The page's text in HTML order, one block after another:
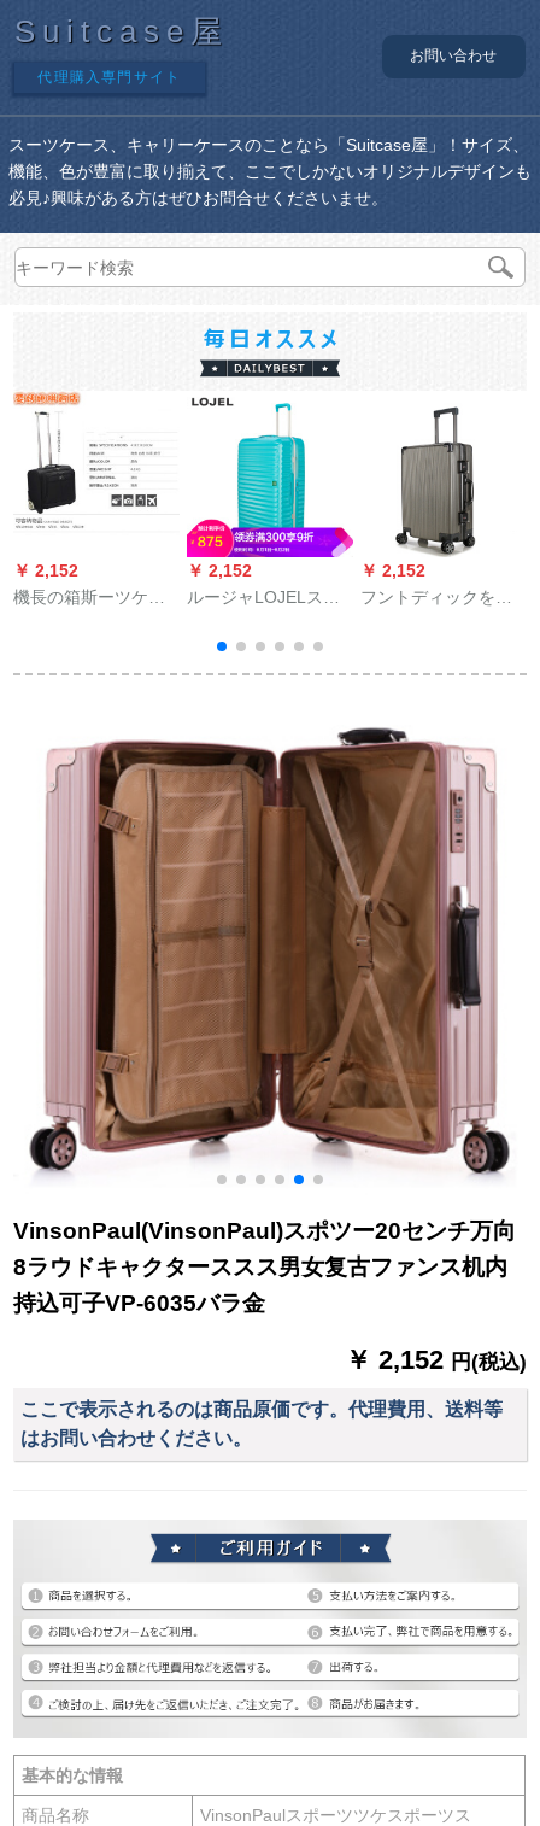
Suitcase屋
代理購入専門サイト
お問い合わせ
スーツケース、キャリーケースのことなら「Suitcase屋」！サイズ、
機能、色が豊富に取り揃えて、ここでしかないオリジナルデザインも
必見♪興味がある方はぜひお問合せくださいませ。
￥ 2,152
機長の箱斯ーツケス
で、ススのススポー
をバッグに、16寸で
￥ 2,152
ルージャLOJELスポ
ミフューム连动ロケ
ック付のシュー-ズバ
￥ 2,152
フントディックを搭
カウト29シーリング
ド29
VinsonPaul(VinsonPaul)スポツー20センチ万向
8ラウドキャクターススス男女复古ファンス机内
持込可子VP-6035バラ金
￥ 2,152 円(税込)
ここで表示されるのは商品原価です。代理費用、送料等
はお問い合わせください。
基本的な情報
商品名称 VinsonPaulスポーツツケスポーツス